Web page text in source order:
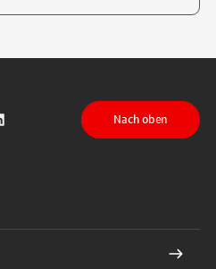
auf TikTokauf LinkedIn
Nach oben